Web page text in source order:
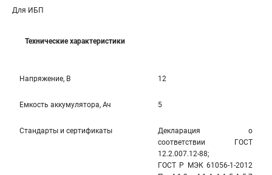
Для ИБП
Технические характеристики
Напряжение, В 12
Емкость аккумулятора, Ач 5
Стандарты и сертификаты
Декларация о
соответствии ГОСТ
12.2.007.12-88;
ГОСТ Р МЭК 61056-1-2012